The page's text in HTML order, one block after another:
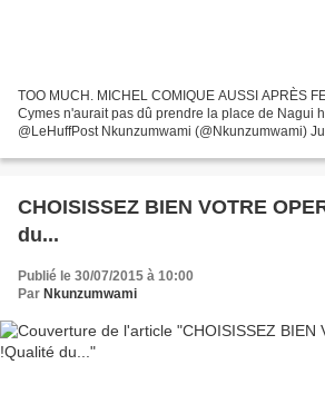
TOO MUCH. MICHEL COMIQUE AUSSI APRÈS
Cymes n'aurait pas dû prendre la place de Nagui
@LeHuffPost Nkunzumwami (@Nkunzumwami)
CHOISISSEZ BIEN VOTRE
du...
Publié le 30/07/2015 à 10:00
Par Nkunzumwami